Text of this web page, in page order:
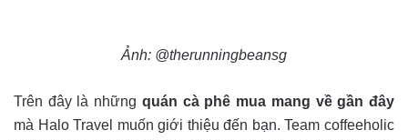
Ảnh: @therunningbeansg
Trên đây là những quán cà phê mua mang về gần đây
mà Halo Travel muốn giới thiệu đến bạn. Team coffeeholic